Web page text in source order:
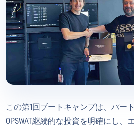
この第1回ブートキャンプは、パー
OPSWAT継続的な投資を明確にし、